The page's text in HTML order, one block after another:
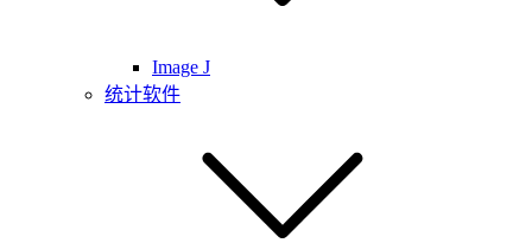
Image J
统计软件